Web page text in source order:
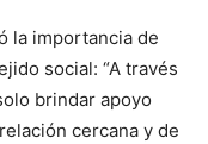
la importancia de
social: “A través
brindar apoyo
cercana y de